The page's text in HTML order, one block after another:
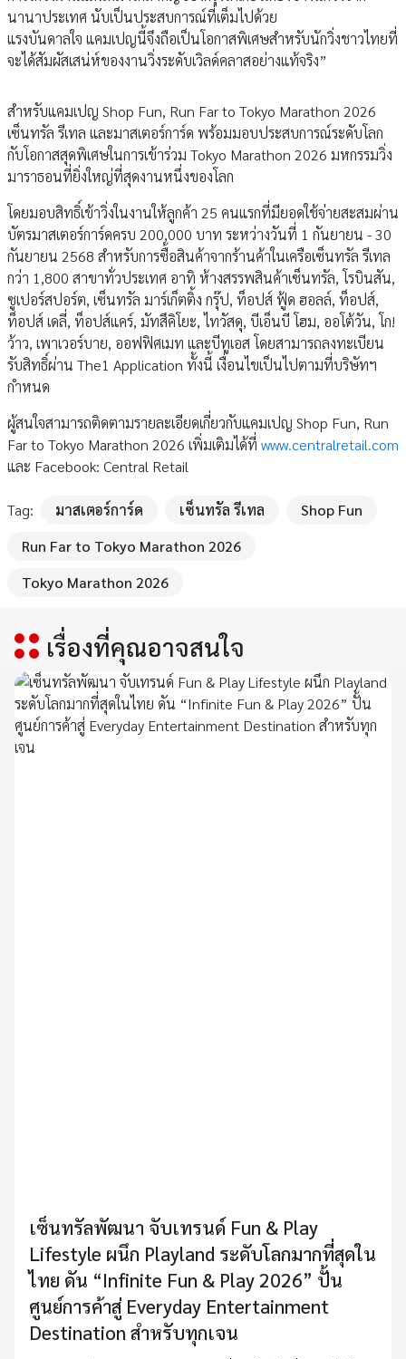
นานาประเทศ นับเป็นประสบการณ์ที่เต็มไปด้วย
แรงบันดาลใจ แคมเปญนี้จึงถือเป็นโอกาสพิเศษสำหรับนักวิ่งชาวไทยที่
จะได้สัมผัสเสน่ห์ของงานวิ่งระดับเวิลด์คลาสอย่างแท้จริง”
สำหรับแคมเปญ Shop Fun, Run Far to Tokyo Marathon 2026
เซ็นทรัล รีเทล และมาสเตอร์การ์ด พร้อมมอบประสบการณ์ระดับโลก
กับโอกาสสุดพิเศษในการเข้าร่วม Tokyo Marathon 2026 มหกรรมวิ่ง
มาราธอนที่ยิ่งใหญ่ที่สุดงานหนึ่งของโลก
โดยมอบสิทธิ์เข้าวิ่งในงานให้ลูกค้า 25 คนแรกที่มียอดใช้จ่ายสะสมผ่าน
บัตรมาสเตอร์การ์ดครบ 200,000 บาท ระหว่างวันที่ 1 กันยายน - 30
กันยายน 2568 สำหรับการซื้อสินค้าจากร้านค้าในเครือเซ็นทรัล รีเทล
กว่า 1,800 สาขาทั่วประเทศ อาทิ ห้างสรรพสินค้าเซ็นทรัล, โรบินสัน,
ซูเปอร์สปอร์ต, เซ็นทรัล มาร์เก็ตติ้ง กรุ๊ป, ท็อปส์ ฟู้ด ฮอลล์, ท็อปส์,
ท็อปส์ เดลี่, ท็อปส์แคร์, มัทสึคิโยะ, ไทวัสดุ, บีเอ็นบี โฮม, ออโต้วัน, โก!
ว้าว, เพาเวอร์บาย, ออฟฟิศเมท และบีทูเอส โดยสามารถลงทะเบียน
รับสิทธิ์ผ่าน The1 Application ทั้งนี้ เงื่อนไขเป็นไปตามที่บริษัทฯ
กำหนด
ผู้สนใจสามารถติดตามรายละเอียดเกี่ยวกับแคมเปญ Shop Fun, Run
Far to Tokyo Marathon 2026 เพิ่มเติมได้ที่ www.centralretail.com
และ Facebook: Central Retail
Tag: มาสเตอร์การ์ด เซ็นทรัล รีเทล
Shop Fun
Run Far to Tokyo Marathon 2026
Tokyo Marathon 2026
เรื่องที่คุณอาจสนใจ
เซ็นทรัลพัฒนา จับเทรนด์ Fun & Play
Lifestyle ผนึก Playland ระดับโลกมากที่สุดใน
ไทย ดัน “Infinite Fun & Play 2026” ปั้น
ศูนย์การค้าสู่ Everyday Entertainment
Destination สำหรับทุกเจน